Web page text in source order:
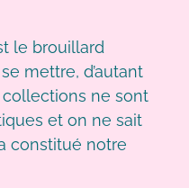
le brouillard
mettre, d’autant
ne sont
et on ne sait
constitué notre